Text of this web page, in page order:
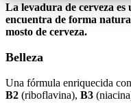
La levadura de cerveza es
encuentra de forma
mosto de cerveza.
Belleza
Una fórmula enriquecida con
B2 (riboflavina), B3